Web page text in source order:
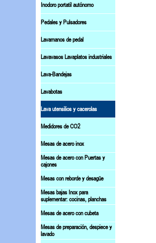
Inodoro portatil autónomo
Pedales y Pulsadores
Lavamanos de pedal
Lavavasos Lavaplatos industriales
Lava-Bandejas
Lavabotas
Lava utensilios y cacerolas
Medidores de CO2
Mesas de acero inox
Mesas de acero con Puertas y
cajones
Mesas con reborde y desagüe
Mesas bajas Inox para
suplementar: cocinas, planchas
Mesas de acero con cubeta
Mesas de preparación, despiece y
lavado